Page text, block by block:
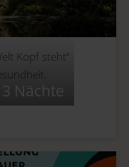
Nächte
Kopf steht“